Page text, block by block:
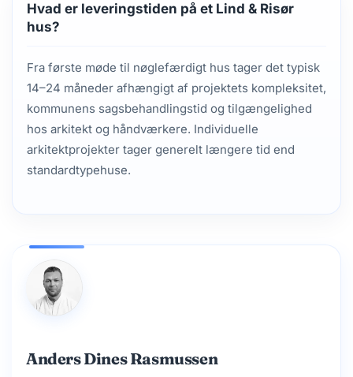
Hvad er leveringstiden på et Lind & Risør
hus?
Fra første møde til nøglefærdigt hus tager det typisk
14–24 måneder afhængigt af projektets kompleksitet,
kommunens sagsbehandlingstid og tilgængelighed
hos arkitekt og håndværkere. Individuelle
arkitektprojekter tager generelt længere tid end
standardtypehuse.
Anders Dines Rasmussen